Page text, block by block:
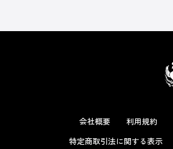
会社概要 利用規約
特定商取引法に関する表示